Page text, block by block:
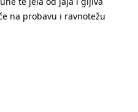
na probavu i ravnotežu